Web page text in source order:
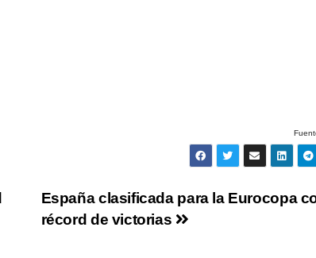
España clasificada para la Eurocopa
récord de victorias